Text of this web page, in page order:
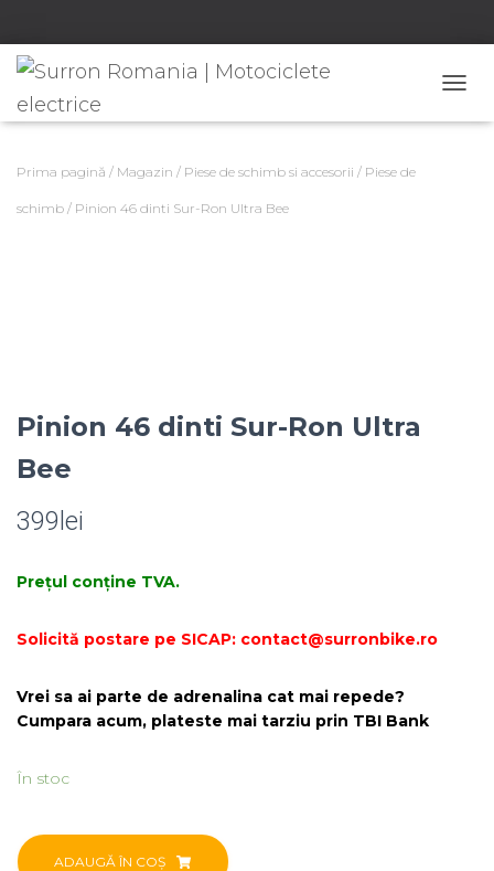
O
Prima pagină / Magazin / Piese de schimb si accesorii / Piese de
schimb / Pinion 46 dinti Sur-Ron Ultra Bee
Pinion 46 dinti Sur-Ron Ultra
Bee
399 lei
Prețul conține TVA.
Solicită postare pe SICAP: contact@surronbike.ro
Vrei sa ai parte de adrenalina cat mai repede?
Cumpara acum, plateste mai tarziu prin TBI Bank
În stoc
Cantitate
PinionADAUGĂ ÎN COȘ